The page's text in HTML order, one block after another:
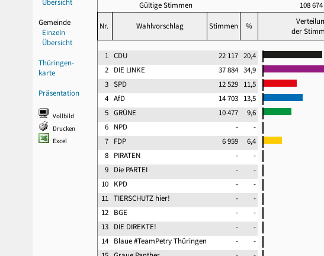
Übersicht
Gemeinde
Einzeln
Übersicht
Thüringen-
karte
Präsentation
Vollbild
Drucken
Excel
Gültige Stimmen
108 674
Nr. Wahlvorschlag Stimmen %
der
1 CDU 22 117 20,4
2 DIE LINKE 37 884 34,9
3 SPD 12 529 11,5
4 AfD 14 703 13,5
5 GRÜNE 10 477
9,6
6 NPD -
-
7 FDP 6 959
6,4
8 PIRATEN -
-
9 Die PARTEI -
-
10 KPD -
-
11 TIERSCHUTZ hier! -
-
12 BGE -
-
13 DIE DIREKTE! -
-
14 Blaue #TeamPetry Thüringen -
-